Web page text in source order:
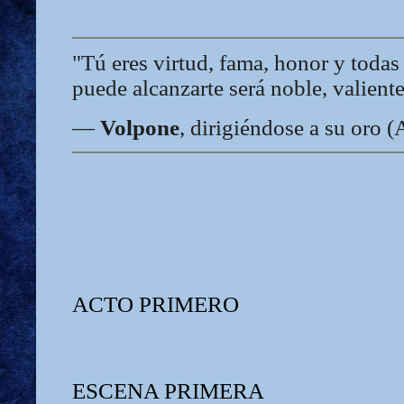
"Tú eres virtud, fama, honor y todas
puede alcanzarte será noble,
—Volpone, dirigiéndose a su oro
ACTO PRIMERO
ESCENA PRIMERA